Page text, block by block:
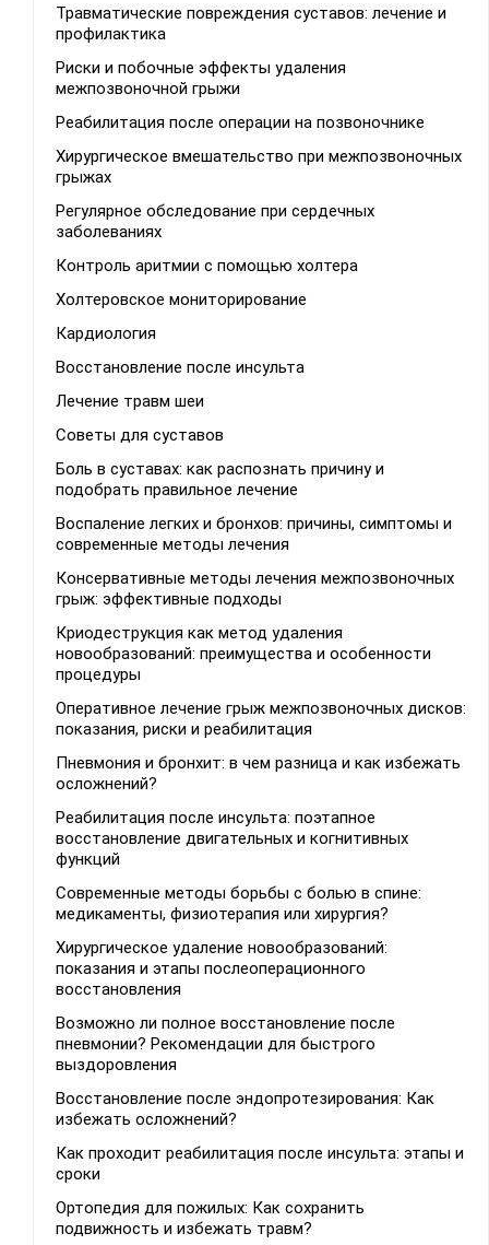
Травматические повреждения суставов: лечение и
профилактика
Риски и побочные эффекты удаления
межпозвоночной грыжи
Реабилитация после операции на позвоночнике
Хирургическое вмешательство при межпозвоночных
грыжах
Регулярное обследование при сердечных
заболеваниях
Контроль аритмии с помощью холтера
Холтеровское мониторирование
Кардиология
Восстановление после инсульта
Лечение травм шеи
Советы для суставов
Боль в суставах: как распознать причину и
подобрать правильное лечение
Воспаление легких и бронхов: причины, симптомы и
современные методы лечения
Консервативные методы лечения межпозвоночных
грыж: эффективные подходы
Криодеструкция как метод удаления
новообразований: преимущества и особенности
процедуры
Оперативное лечение грыж межпозвоночных дисков:
показания, риски и реабилитация
Пневмония и бронхит: в чем разница и как избежать
осложнений?
Реабилитация после инсульта: поэтапное
восстановление двигательных и когнитивных
функций
Современные методы борьбы с болью в спине:
медикаменты, физиотерапия или хирургия?
Хирургическое удаление новообразований:
показания и этапы послеоперационного
восстановления
Возможно ли полное восстановление после
пневмонии? Рекомендации для быстрого
выздоровления
Восстановление после эндопротезирования: Как
избежать осложнений?
Как проходит реабилитация после инсульта: этапы и
сроки
Ортопедия для пожилых: Как сохранить
подвижность и избежать травм?